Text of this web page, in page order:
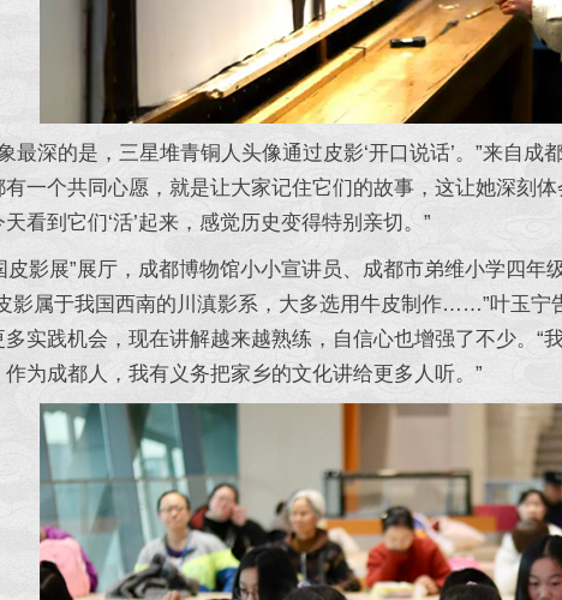
深的是，三星堆青铜人头像通过皮影‘开口说话’。”来自成
一个共同心愿，就是让大家记住它们的故事，这让她深刻
看到它们‘活’起来，感觉历史变得特别亲切。”
展”展厅，成都博物馆小小宣讲员、成都市弟维小学四年
影属于我国西南的川滇影系，大多选用牛皮制作……”叶玉宁
实践机会，现在讲解越来越熟练，自信心也增强了不少。“
为成都人，我有义务把家乡的文化讲给更多人听。”